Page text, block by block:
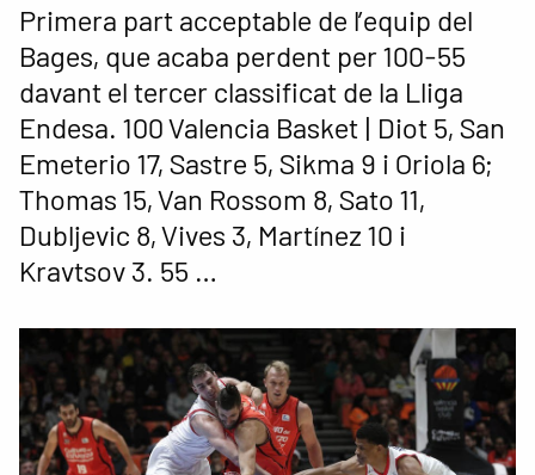
Primera part acceptable de l’equip del
Bages, que acaba perdent per 100-55
davant el tercer classificat de la Lliga
Endesa. 100 Valencia Basket | Diot 5, San
Emeterio 17, Sastre 5, Sikma 9 i Oriola 6;
Thomas 15, Van Rossom 8, Sato 11,
Dubljevic 8, Vives 3, Martínez 10 i
Kravtsov 3. 55 …